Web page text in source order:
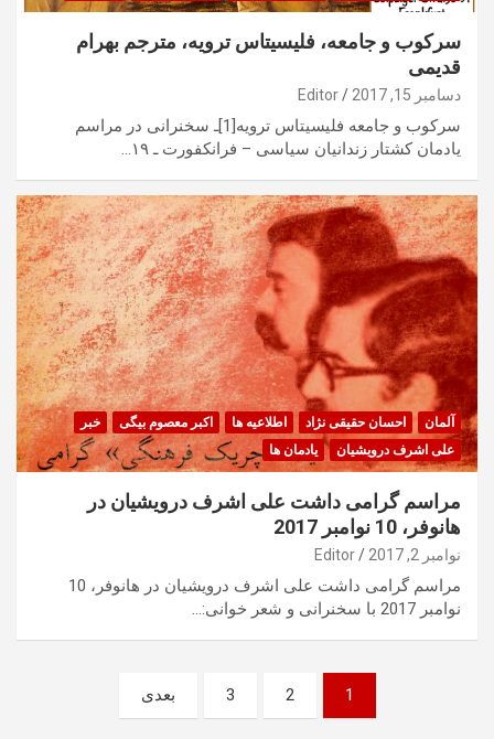
سرکوب و جامعه، فلیسیتاس ترویه، مترجم بهرام
قدیمی
دسامبر 15, 2017 Editor
سرکوب و جامعه فلیسیتاس ترویه[1]ـ سخنرانی در مراسم
یادمان کشتار زندانیان سیاسی – فرانکفورت ـ ۱۹…
آلمان احسان حقیقی نژاد اطلاعیه ها اکبر معصوم بیگی
خبر
علی اشرف درویشیان
یادمان ها
مراسم گرامی داشت علی اشرف درویشیان در
هانوفر، 10 نوامبر 2017
نوامبر 2, 2017 Editor
مراسم گرامی داشت علی اشرف درویشیان در هانوفر، 10
نوامبر 2017 با سخنرانی و شعر خوانی:…
1
2
3 بعدی